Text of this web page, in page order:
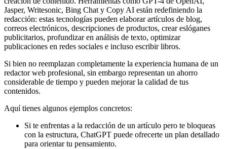
Jasper, Writesonic, Bing Chat y Copy AI están redefiniendo la
redacción: estas tecnologías pueden elaborar artículos de blog,
correos electrónicos, descripciones de productos, crear eslóganes
publicitarios, profundizar en análisis de texto, optimizar
publicaciones en redes sociales e incluso escribir libros.
Si bien no reemplazan completamente la experiencia humana de un
redactor web profesional, sin embargo representan un ahorro
considerable de tiempo y pueden mejorar la calidad de tus
contenidos.
Aquí tienes algunos ejemplos concretos:
Si te enfrentas a la redacción de un artículo pero te bloqueas
con la estructura, ChatGPT puede ofrecerte un plan detallado
para orientar tu pensamiento.